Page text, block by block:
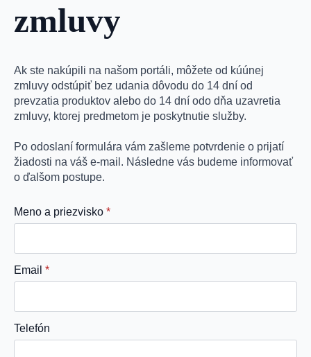
zmluvy
Ak ste nakúpili na našom portáli, môžete od kúúnej
zmluvy odstúpiť bez udania dôvodu do 14 dní od
prevzatia produktov alebo do 14 dní odo dňa uzavretia
zmluvy, ktorej predmetom je poskytnutie služby.
Po odoslaní formulára vám zašleme potvrdenie o prijatí
žiadosti na váš e-mail. Následne vás budeme informovať
o ďalšom postupe.
Meno a priezvisko *
Email *
Telefón